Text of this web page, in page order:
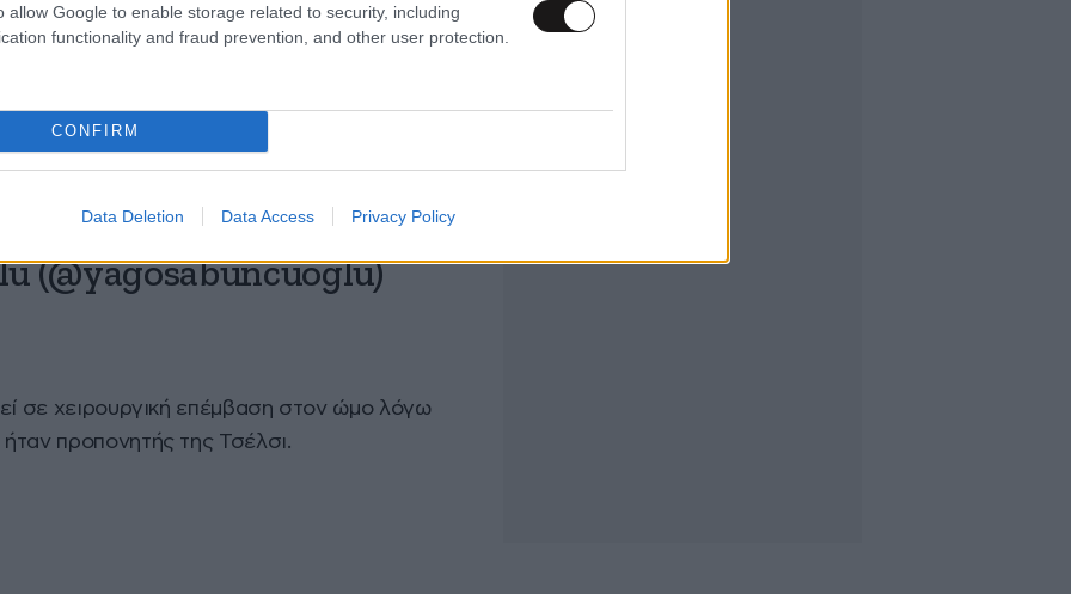
allow Google to enable storage related to security, including
functionality and fraud prevention, and other user protection.
CONFIRM
Data Deletion Data Access Privacy Policy
Kademeli olarak bugün de
dönecek. Fenerbahçe
maçı hazırlıklarına
(@yagosabuncuoglu)
σε χειρουργική επέμβαση στον ώμο λόγω
προπονητής της Τσέλσι.